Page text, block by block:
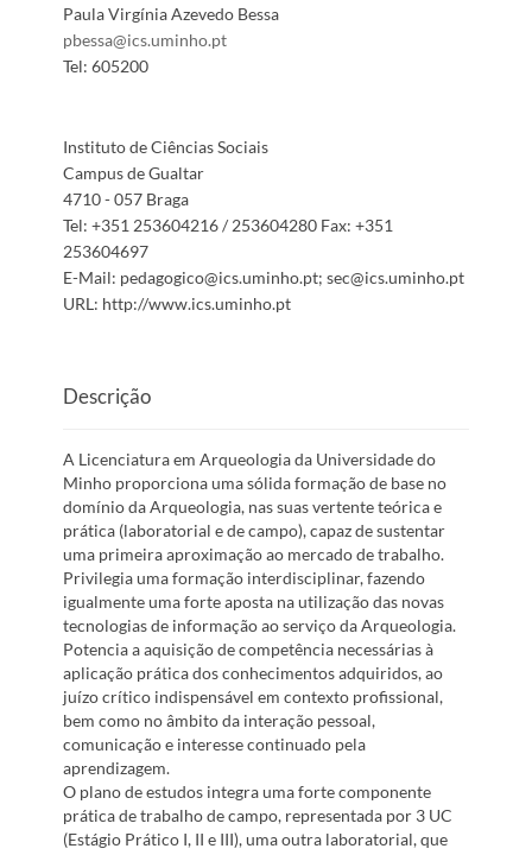
Paula Virgínia Azevedo Bessa
pbessa@ics.uminho.pt
Tel: 605200
Instituto de Ciências Sociais
Campus de Gualtar
4710 - 057 Braga
Tel: +351 253604216 / 253604280 Fax: +351
253604697
E-Mail: pedagogico@ics.uminho.pt; sec@ics.uminho.pt
URL: http://www.ics.uminho.pt
Descrição
A Licenciatura em Arqueologia da Universidade do
Minho proporciona uma sólida formação de base no
domínio da Arqueologia, nas suas vertente teórica e
prática (laboratorial e de campo), capaz de sustentar
uma primeira aproximação ao mercado de trabalho.
Privilegia uma formação interdisciplinar, fazendo
igualmente uma forte aposta na utilização das novas
tecnologias de informação ao serviço da Arqueologia.
Potencia a aquisição de competência necessárias à
aplicação prática dos conhecimentos adquiridos, ao
juízo crítico indispensável em contexto profissional,
bem como no âmbito da interação pessoal,
comunicação e interesse continuado pela
aprendizagem.
O plano de estudos integra uma forte componente
prática de trabalho de campo, representada por 3 UC
(Estágio Prático I, II e III), uma outra laboratorial, que